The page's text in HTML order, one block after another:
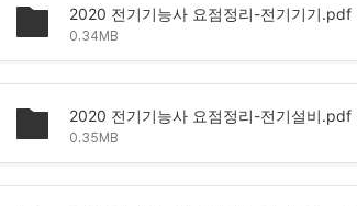
2020 전기기능사 요점정리-전기기기.pdf
0.34MB
2020 전기기능사 요점정리-전기설비.pdf
0.35MB